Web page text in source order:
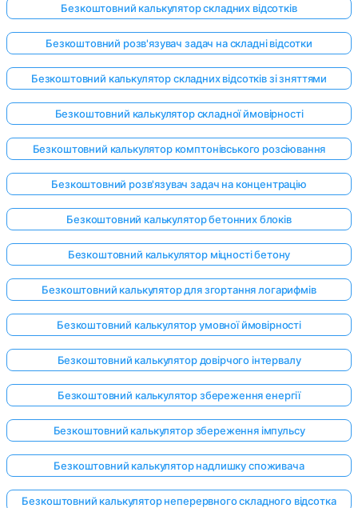
Безкоштовний калькулятор складних відсотків
Безкоштовний розв'язувач задач на складні відсотки
Безкоштовний калькулятор складних відсотків зі зняттями
Безкоштовний калькулятор складної ймовірності
Безкоштовний калькулятор комптонівського розсіювання
Безкоштовний розв'язувач задач на концентрацію
Безкоштовний калькулятор бетонних блоків
Безкоштовний калькулятор міцності бетону
Безкоштовний калькулятор для згортання логарифмів
Безкоштовний калькулятор умовної ймовірності
Безкоштовний калькулятор довірчого інтервалу
Безкоштовний калькулятор збереження енергії
Безкоштовний калькулятор збереження імпульсу
Безкоштовний калькулятор надлишку споживача
Безкоштовний калькулятор неперервного складного відсотка